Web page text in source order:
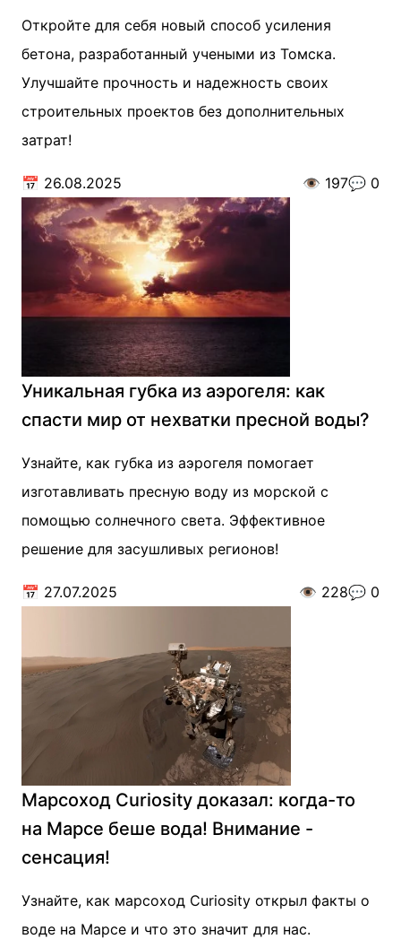
Откройте для себя новый способ усиления
бетона, разработанный учеными из Томска.
Улучшайте прочность и надежность своих
строительных проектов без дополнительных
затрат!
📅 26.08.2025 👁️ 197💬 0
Уникальная губка из аэрогеля: как
спасти мир от нехватки пресной воды?
Узнайте, как губка из аэрогеля помогает
изготавливать пресную воду из морской с
помощью солнечного света. Эффективное
решение для засушливых регионов!
📅 27.07.2025 👁️ 228💬 0
Марсоход Curiosity доказал: когда-то
на Марсе беше вода! Внимание -
сенсация!
Узнайте, как марсоход Curiosity открыл факты о
воде на Марсе и что это значит для нас.